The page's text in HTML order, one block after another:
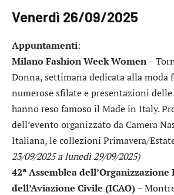
Venerdì 26/09/2025
Appuntamenti:
Milano Fashion Week Women–
Donna, settimana dedicata alla moda
numerose sfilate e presentazioni
hanno reso famoso il Made in Italy.
dell’evento organizzato da Camera
Italiana, le collezioni Primavera/
23/09/2025 a lunedì 29/09/2025)
42ª Assemblea
dell’Aviazione Civile (ICAO)–